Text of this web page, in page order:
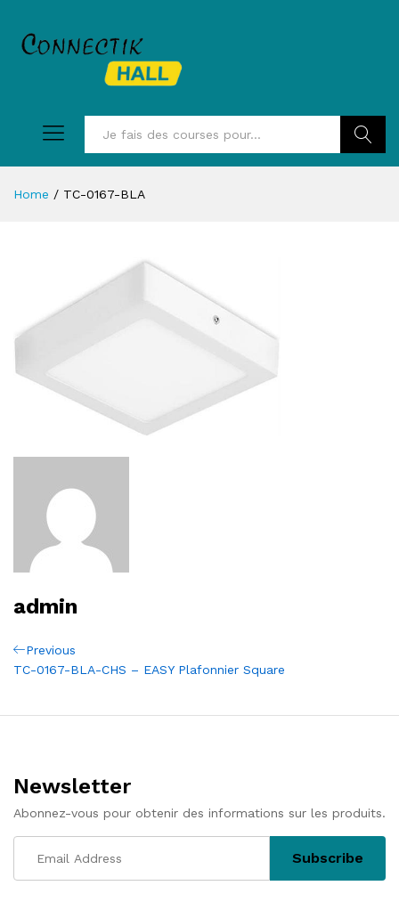
Home / TC-0167-BLA
admin
Navigation
l’article
Previous
Post
Previous
TC-0167-BLA-CHS – EASY Plafonnier Square
Newsletter
Abonnez-vous pour obtenir des informations sur les produits.